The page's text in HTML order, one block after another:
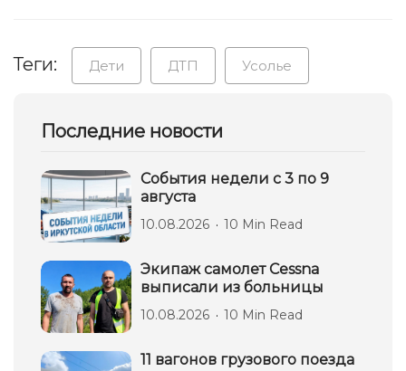
Теги: Дети ДТП Усолье
Последние новости
События недели с 3 по 9
августа
10.08.2026 10 Min Read
Экипаж самолет Сessna
выписали из больницы
10.08.2026 10 Min Read
11 вагонов грузового поезда